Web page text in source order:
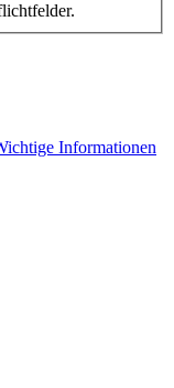
Informationen